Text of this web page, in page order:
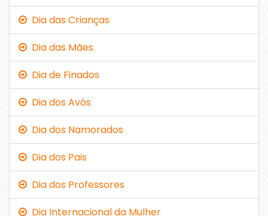
Dia das Crianças
Dia das Mães
Dia de Finados
Dia dos Avós
Dia dos Namorados
Dia dos Pais
Dia dos Professores
Dia Internacional da Mulher